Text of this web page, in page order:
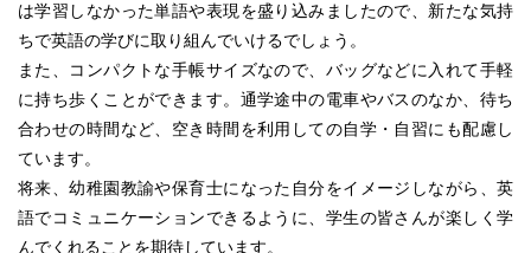
は学習しなかった単語や表現を盛り込みましたので、新たな気持
ちで英語の学びに取り組んでいけるでしょう。
また、コンパクトな手帳サイズなので、バッグなどに入れて手軽
に持ち歩くことができます。通学途中の電車やバスのなか、待ち
合わせの時間など、空き時間を利用しての自学・自習にも配慮し
ています。
将来、幼稚園教諭や保育士になった自分をイメージしながら、英
語でコミュニケーションできるように、学生の皆さんが楽しく学
んでくれることを期待しています。